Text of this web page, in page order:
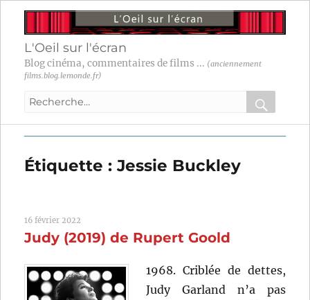
L'Oeil sur l'écran
Blog cinéma, commentaires de films ... (anciennement
films.blog.lemonde.fr)
Recherche
:
OK
Étiquette :Jessie Buckley
16 février 2022
Judy (2019) de Rupert Goold
1968. Criblée de dettes,
Judy Garland n’a pas